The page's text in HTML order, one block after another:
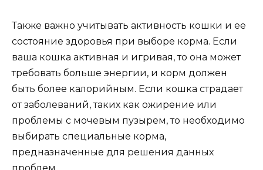
Также важно учитывать активность кошки и ее
состояние здоровья при выборе корма. Если
ваша кошка активная и игривая, то она может
требовать больше энергии, и корм должен
быть более калорийным. Если кошка страдает
от заболеваний, таких как ожирение или
проблемы с мочевым пузырем, то необходимо
выбирать специальные корма,
предназначенные для решения данных